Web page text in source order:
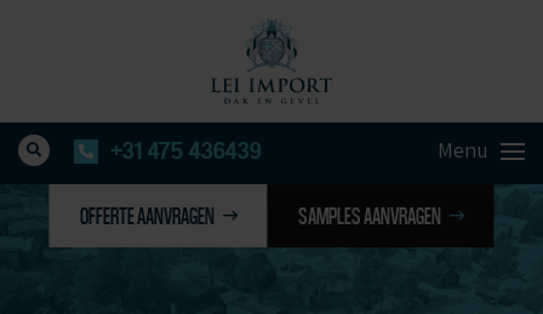
+31 475 436439
OFFERTE AANVRAGEN SAMPLES AANVRAGEN